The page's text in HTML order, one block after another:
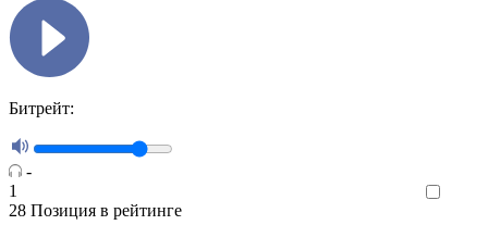
Битрейт:
-
1
28 Позиция в рейтинге